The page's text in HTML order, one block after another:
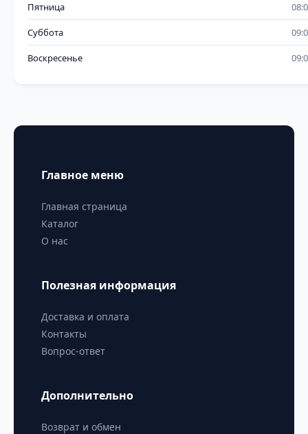
Пятница
Суббота
Воскресенье
Главное меню
Главная страница
Каталог
О нас
Полезная информация
Доставка и оплата
Контакты
Вопрос-ответ
Дополнительно
Возврат и обмен